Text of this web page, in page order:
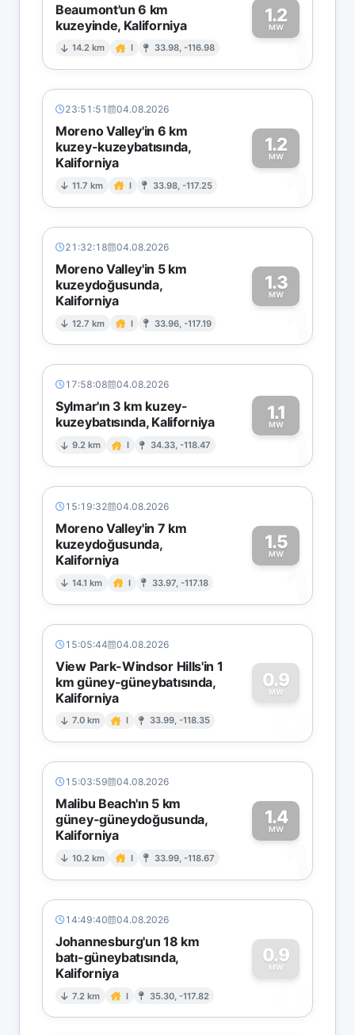
Beaumont'un 6 km
kuzeyinde, Kaliforniya
14.2 km I 33.98, -116.98
1.2
MW1
23:51:51 04.08.2026
Moreno Valley'in 6 km
kuzey-kuzeybatısında,
Kaliforniya
11.7 km I 33.98, -117.25
1.2
MW
1
21:32:18 04.08.2026
Moreno Valley'in 5 km
kuzeydoğusunda,
Kaliforniya
12.7 km I 33.96, -117.19
1.3
MW
1
17:58:08 04.08.2026
Sylmar'ın 3 km kuzey-
kuzeybatısında, Kaliforniya
9.2 km I 34.33, -118.47
1.1
MW1
15:19:32 04.08.2026
Moreno Valley'in 7 km
kuzeydoğusunda,
Kaliforniya
14.1 km I 33.97, -117.18
1.5
MW
1
15:05:44 04.08.2026
View Park-Windsor Hills'in 1
km güney-güneybatısında,
Kaliforniya
7.0 km I 33.99, -118.35
0.9
MW
0
15:03:59 04.08.2026
Malibu Beach'ın 5 km
güney-güneydoğusunda,
Kaliforniya
10.2 km I 33.99, -118.67
1.4
MW
1
14:49:40 04.08.2026
Johannesburg'un 18 km
batı-güneybatısında,
Kaliforniya
7.2 km I 35.30, -117.82
0.9
MW
0